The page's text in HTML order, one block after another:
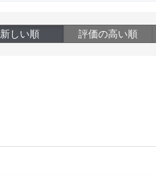
新しい順 評価の高い順